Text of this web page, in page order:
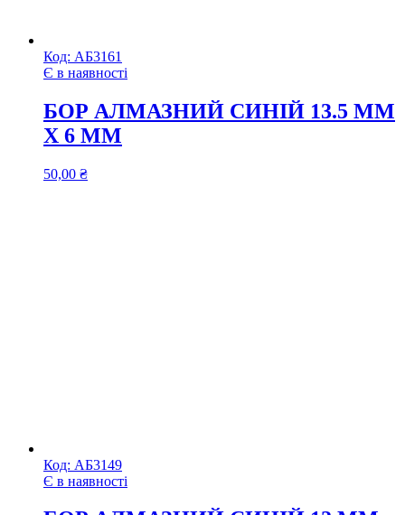
Код: АБ3161
Є в наявності
БОР АЛМАЗНИЙ СИНІЙ 13.5 ММ
Х 6 ММ
50,00 ₴
Код: АБ3149
Є в наявності